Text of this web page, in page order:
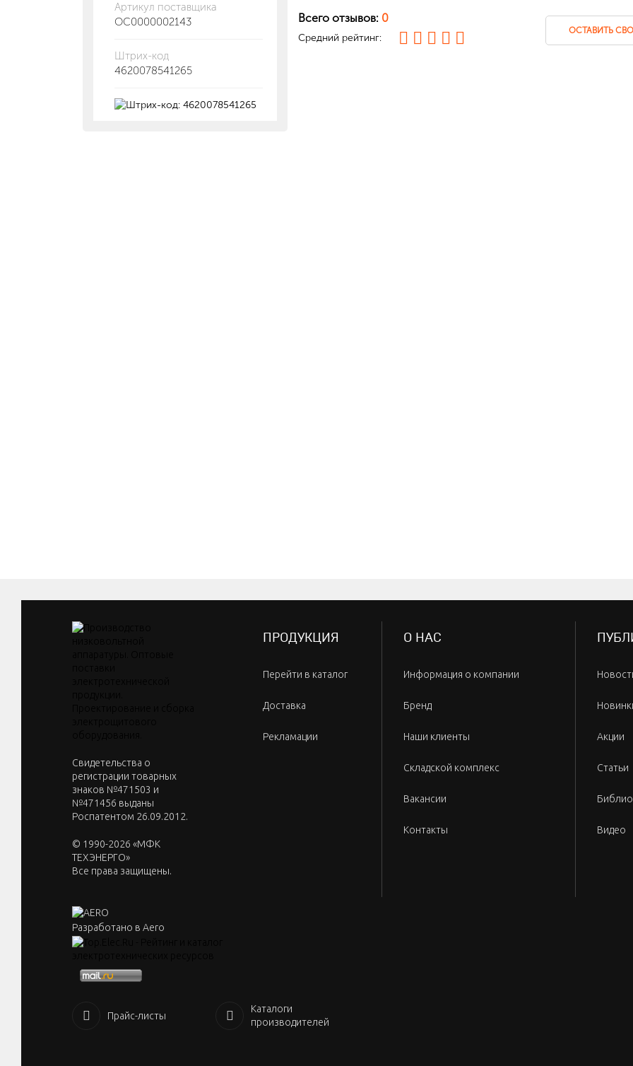
Артикул поставщика
ОС0000002143
Штрих-код
4620078541265
Всего отзывов: 0
Средний рейтинг:
ОСТАВИТЬ
Cвидетельства о
регистрации товарных
знаков №471503 и
№471456 выданы
Роспатентом 26.09.2012.
© 1990-2026 «МФК
ТЕХЭНЕРГО»
Все права защищены.
Разработано в Aero
ПРОДУКЦИЯ
Перейти в каталог
Доставка
Рекламации
О НАС
Информация о компании
Бренд
Наши клиенты
Складской комплекс
Вакансии
Контакты
Акции
Статьи
Видео
Прайс-листы
Каталоги
производителей